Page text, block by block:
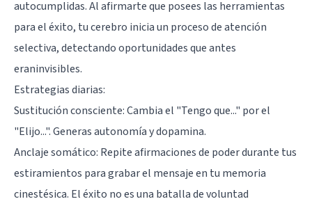
autocumplidas. Al afirmarte que posees las herramientas
para el éxito, tu cerebro inicia un proceso de atención
selectiva, detectando oportunidades que antes
eraninvisibles.
Estrategias diarias:
Sustitución consciente: Cambia el "Tengo que..." por el
"Elijo...". Generas autonomía y dopamina.
Anclaje somático: Repite afirmaciones de poder durante tus
estiramientos para grabar el mensaje en tu memoria
cinestésica. El éxito no es una batalla de voluntad